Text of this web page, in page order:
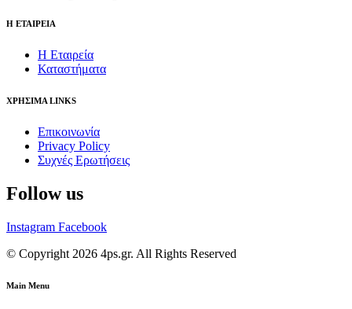
Η ΕΤΑΙΡΕΙΑ
Η Εταιρεία
Καταστήματα
ΧΡΗΣΙΜΑ LINKS
Επικοινωνία
Privacy Policy
Συχνές Ερωτήσεις
Follow us
Instagram Facebook
© Copyright 2026 4ps.gr. All Rights Reserved
Main Menu